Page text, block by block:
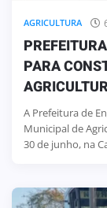
AGRICULTURA
PARA
A Prefeitura de
Municipal de
30 de junho, na